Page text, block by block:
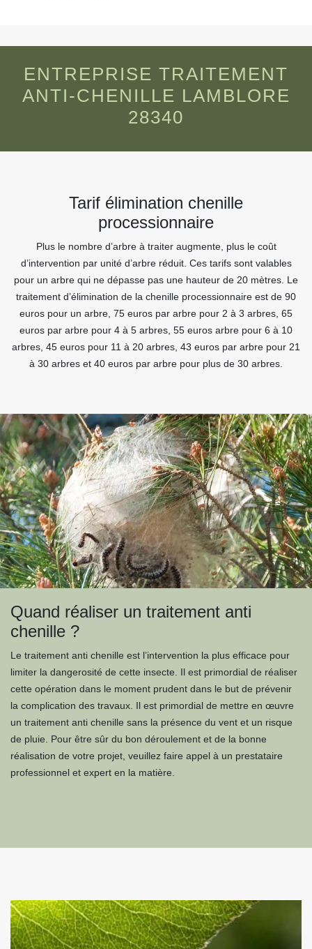
ENTREPRISE TRAITEMENT
ANTI-CHENILLE LAMBLORE
28340
Tarif élimination chenille
processionnaire
Plus le nombre d’arbre à traiter augmente, plus le coût
d’intervention par unité d’arbre réduit. Ces tarifs sont valables
pour un arbre qui ne dépasse pas une hauteur de 20 mètres. Le
traitement d’élimination de la chenille processionnaire est de 90
euros pour un arbre, 75 euros par arbre pour 2 à 3 arbres, 65
euros par arbre pour 4 à 5 arbres, 55 euros arbre pour 6 à 10
arbres, 45 euros pour 11 à 20 arbres, 43 euros par arbre pour 21
à 30 arbres et 40 euros par arbre pour plus de 30 arbres.
Quand réaliser un traitement anti
chenille ?
Le traitement anti chenille est l’intervention la plus efficace pour
limiter la dangerosité de cette insecte. Il est primordial de réaliser
cette opération dans le moment prudent dans le but de prévenir
la complication des travaux. Il est primordial de mettre en œuvre
un traitement anti chenille sans la présence du vent et un risque
de pluie. Pour être sûr du bon déroulement et de la bonne
réalisation de votre projet, veuillez faire appel à un prestataire
professionnel et expert en la matière.